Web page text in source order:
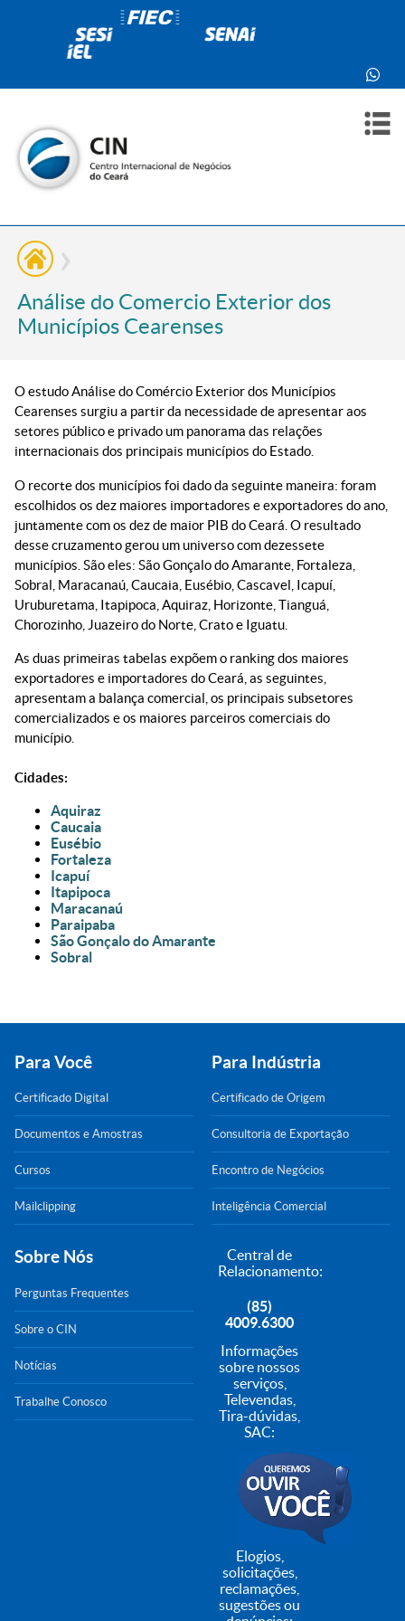
Análise do Comercio Exterior dos
Municípios Cearenses
O estudo Análise do Comércio Exterior dos Municípios
Cearenses surgiu a partir da necessidade de apresentar aos
setores público e privado um panorama das relações
internacionais dos principais municípios do Estado.
O recorte dos municípios foi dado da seguinte maneira: foram
escolhidos os dez maiores importadores e exportadores do ano,
juntamente com os dez de maior PIB do Ceará. O resultado
desse cruzamento gerou um universo com dezessete
municípios. São eles: São Gonçalo do Amarante, Fortaleza,
Sobral, Maracanaú, Caucaia, Eusébio, Cascavel, Icapuí,
Uruburetama, Itapipoca, Aquiraz, Horizonte, Tianguá,
Chorozinho, Juazeiro do Norte, Crato e Iguatu.
As duas primeiras tabelas expõem o ranking dos maiores
exportadores e importadores do Ceará, as seguintes,
apresentam a balança comercial, os principais subsetores
comercializados e os maiores parceiros comerciais do
município.
Cidades:
Aquiraz
Caucaia
Eusébio
Fortaleza
Icapuí
Itapipoca
Maracanaú
Paraipaba
São Gonçalo do Amarante
Sobral
Para Você
Certificado Digital
Documentos e Amostras
Cursos
Mailclipping
Para Indústria
Certificado de Origem
Consultoria de Exportação
Encontro de Negócios
Inteligência Comercial
Sobre Nós
Perguntas Frequentes
Sobre o CIN
Notícias
Trabalhe Conosco
Central de
Relacionamento:
(85)
4009.6300
Informações
sobre nossos
serviços,
Televendas,
Tira-dúvidas,
SAC:
Elogios,
solicitações,
reclamações,
sugestões ou